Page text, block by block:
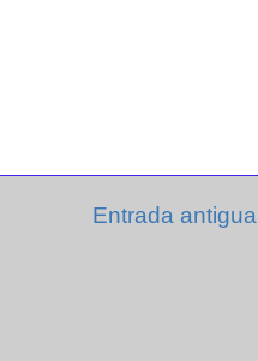
Entrada antigua